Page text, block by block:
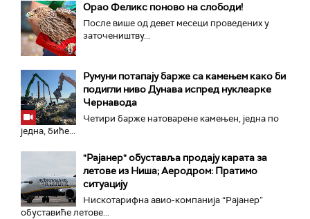
Орао Феликс поново на слободи!
После више од девет месеци проведених у
заточеништву...
Румуни потапају барже са камењем како би
подигли ниво Дунава испред нуклеарке
Чернавода
Четири барже натоварене камењен, једна по
једна, биће...
"Рајанер" обуставља продају карата за
летове из Ниша; Аеродром: Пратимо
ситуацију
Нискотарифна авио-компанија “Рајанер”
обуставиће летове...